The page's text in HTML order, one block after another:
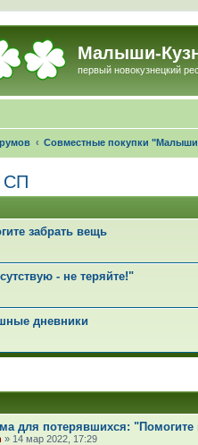
Малыши-
первый новокузнецкий
Совместные покупки
СП
забрать вещь
- не теряйте!"
дневники
для потерявшихся: "Помогите
» 14 мар 2022, 17:29